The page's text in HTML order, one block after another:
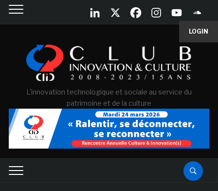
LOGIN
L'innovation technologique et sociale au service du
patrimoine et de la culture